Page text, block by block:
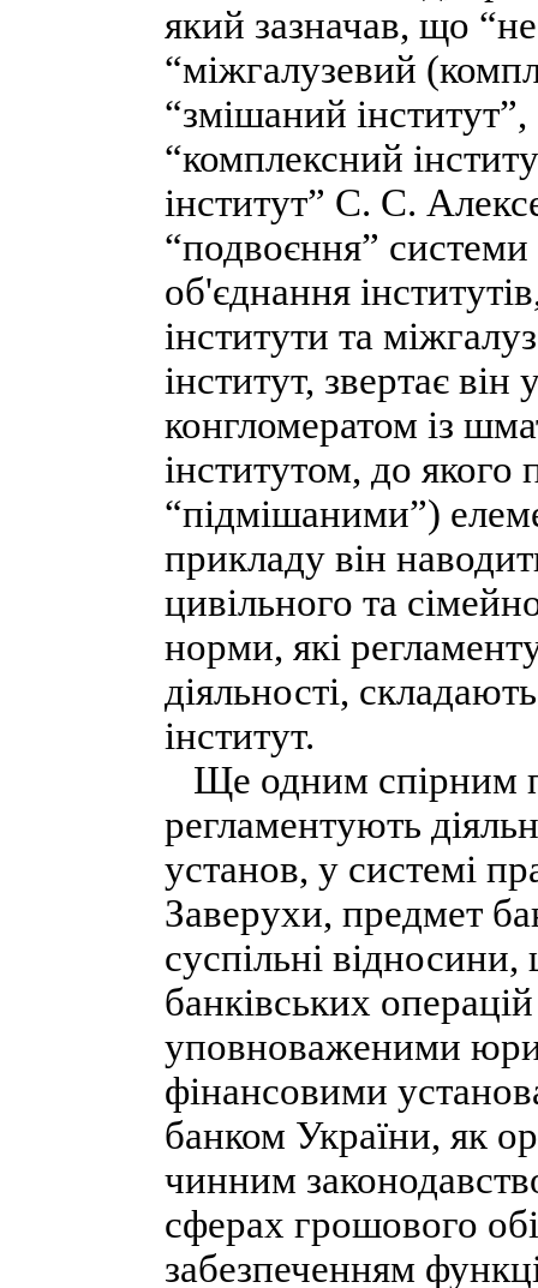
який зазначав, що
“міжгалузевий
“змішаний
“комплексний
інститут” С. С.
“подвоєння” системи
об'єднання
інститути та
інститут, звертає
конгломератом із
інститутом, до
“підмішаними”)
прикладу він
цивільного та
норми, які
діяльності,
інститут.
Ще одним спірним
регламентують
установ, у системі
Заверухи, предмет
суспільні
банківських
уповноваженими
фінансовими
банком України, як
чинним
сферах грошового
забезпеченням